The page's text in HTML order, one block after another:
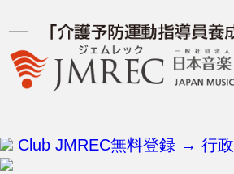
Club JMREC無料登録 → 行